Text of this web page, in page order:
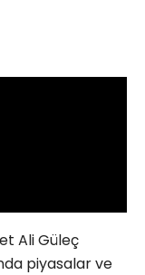
Ali Güleç
piyasalar ve